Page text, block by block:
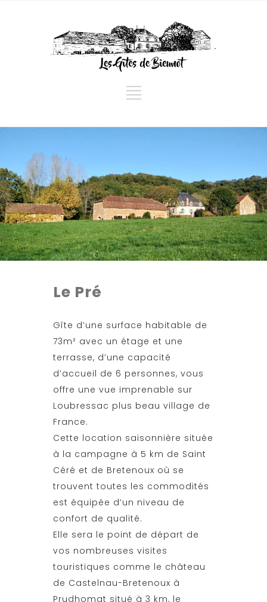
Le Pré
Gîte d’une surface habitable de
73m² avec un étage et une
terrasse, d’une capacité
d’accueil de 6 personnes, vous
offre une vue imprenable sur
Loubressac plus beau village de
France.
Cette location saisonnière située
à la campagne à 5 km de Saint
Céré et de Bretenoux où se
trouvent toutes les commodités
est équipée d’un niveau de
confort de qualité.
Elle sera le point de départ de
vos nombreuses visites
touristiques comme le château
de Castelnau-Bretenoux à
Prudhomat situé à 3 km, le